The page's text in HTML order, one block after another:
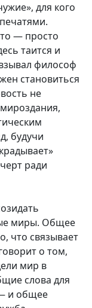
для кого
— просто
таится и
философ
становиться
не
будучи
ради
миры. Общее
что связывает
о том,
мир в
слова для
и общее